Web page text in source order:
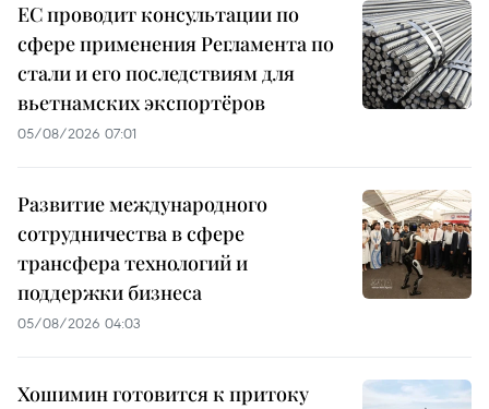
ЕС проводит консультации по
сфере применения Регламента по
стали и его последствиям для
вьетнамских экспортёров
05/08/2026 07:01
Развитие международного
сотрудничества в сфере
трансфера технологий и
поддержки бизнеса
05/08/2026 04:03
Хошимин готовится к притоку